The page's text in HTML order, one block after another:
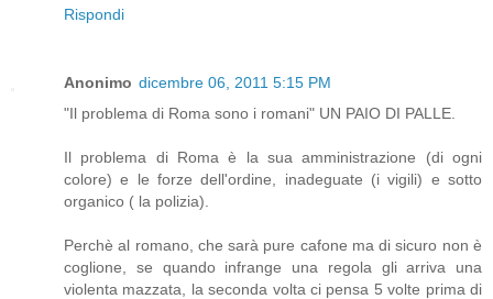
Rispondi
Anonimo dicembre 06, 2011 5:15 PM
"Il problema di Roma sono i romani" UN PAIO DI PALLE.
Il problema di Roma è la sua amministrazione (di ogni
colore) e le forze dell'ordine, inadeguate (i vigili) e sotto
organico ( la polizia).
Perchè al romano, che sarà pure cafone ma di sicuro non è
coglione, se quando infrange una regola gli arriva una
violenta mazzata, la seconda volta ci pensa 5 volte prima di